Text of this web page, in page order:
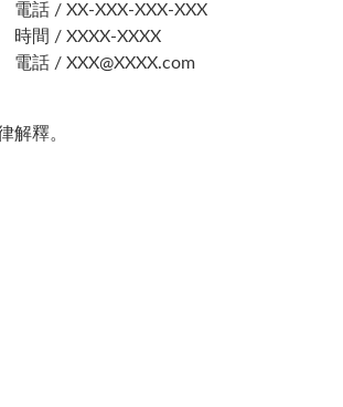
電話 / XX-XXX-XXX-XXX
時間 / XXXX-XXXX
電話 / XXX@XXXX.com
釋。